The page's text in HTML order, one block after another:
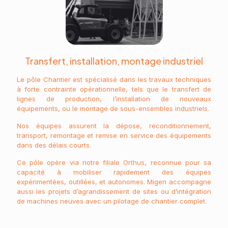
Transfert, installation, montage industriel
Le pôle Chantier est spécialisé dans les travaux techniques
à forte contrainte opérationnelle, tels que le transfert de
lignes de production, l’installation de nouveaux
équipements, ou le montage de sous-ensembles industriels.
Nos équipes assurent la dépose, reconditionnement,
transport, remontage et remise en service des équipements
dans des délais courts.
Ce pôle opère via notre filiale Orthus, reconnue pour sa
capacité à mobiliser rapidement des équipes
expérimentées, outillées, et autonomes. Migen accompagne
aussi les projets d’agrandissement de sites ou d’intégration
de machines neuves avec un pilotage de chantier complet.